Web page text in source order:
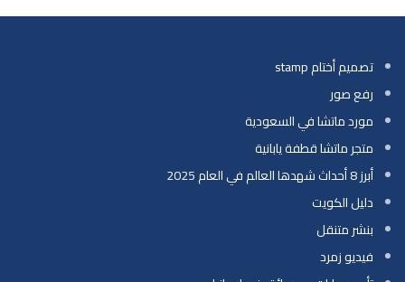
تصميم أختام stamp
رفع صور
مورد ماتشا في السعودية
متجر ماتشا قطفة يابانية
أبرز 8 أحداث شهدها العالم في العام 2025
دليل الكويت
بنشر متنقل
فيديو زمرد